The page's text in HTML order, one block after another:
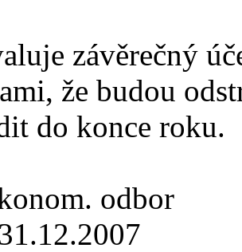
závěrečný
že budou
do konce roku.
odbor